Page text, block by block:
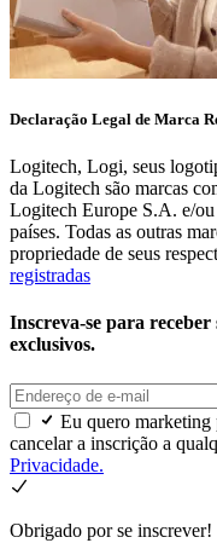
Declaração Legal de Marca
Logitech, Logi, seus
da Logitech são marcas
Logitech Europe S.A. e/
países. Todas as outras
propriedade de seus
registradas
Inscreva-se para receber
exclusivos.
Eu quero marketing
cancelar a inscrição a
Privacidade.
Obrigado por se inscrever!